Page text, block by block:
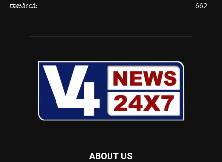
ರಾಜಕೀಯ
662
ABOUT US